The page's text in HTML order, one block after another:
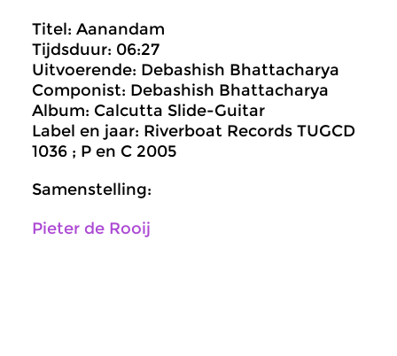
Titel: Aanandam
Tijdsduur: 06:27
Uitvoerende: Debashish Bhattacharya
Componist: Debashish Bhattacharya
Album: Calcutta Slide-Guitar
Label en jaar: Riverboat Records TUGCD
1036 ; P en C 2005
Samenstelling:
Pieter de Rooij